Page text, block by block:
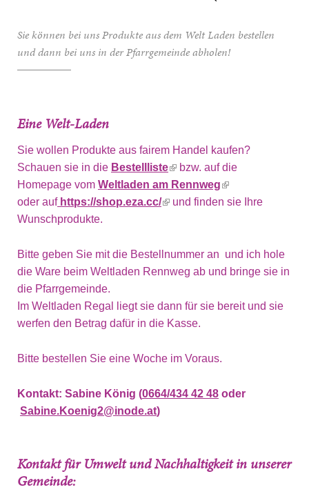
Sie können bei uns Produkte aus dem Welt Laden bestellen
und dann bei uns in der Pfarrgemeinde abholen!
Eine Welt-Laden
Sie wollen Produkte aus fairem Handel kaufen?
Schauen sie in die Bestellliste
bzw. auf die
Homepage vom Weltladen am Rennweg
oder auf https://shop.eza.cc/
und finden sie Ihre
Wunschprodukte.
Bitte geben Sie mit die Bestellnummer an und ich hole
die Ware beim Weltladen Rennweg ab und bringe sie in
die Pfarrgemeinde.
Im Weltladen Regal liegt sie dann für sie bereit und sie
werfen den Betrag dafür in die Kasse.
Bitte bestellen Sie eine Woche im Voraus.
Kontakt: Sabine König (0664/434 42 48 oder
Sabine.Koenig2@inode.at)
Kontakt für Umwelt und Nachhaltigkeit in unserer
Gemeinde: